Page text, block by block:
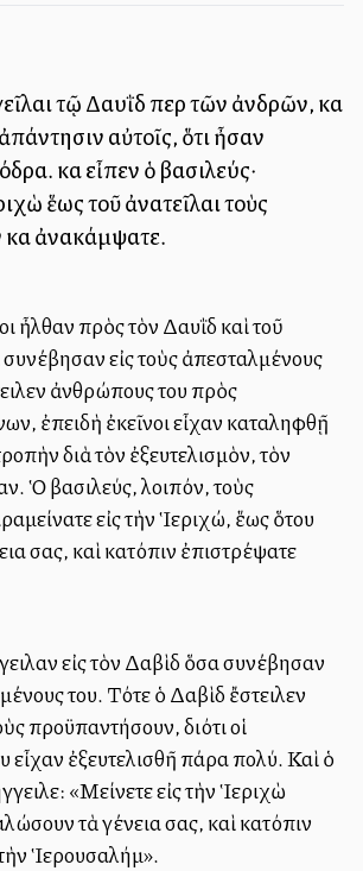
τῷ Δαυῒδ περὶ τῶν ἀνδρῶν, καὶ
αὐτοῖς, ὅτι ἦσαν
καὶ εἶπεν ὁ βασιλεύς·
ἕως τοῦ ἀνατεῖλαι τοὺς
ἀνακάμψατε.
ἦλθαν πρὸς τὸν Δαυῒδ καὶ τοῦ
εἰς τοὺς ἀπεσταλμένους
ἀνθρώπους του πρὸς
ἐπειδὴ ἐκεῖνοι εἶχαν καταληφθῇ
διὰ τὸν ἐξευτελισμὸν, τὸν
Ὁ βασιλεύς, λοιπόν, τοὺς
εἰς τὴν Ἱεριχώ, ἕως ὅτου
σας, καὶ κατόπιν ἐπιστρέψατε
εἰς τὸν Δαβὶδ ὅσα συνέβησαν
του. Τότε ὁ Δαβὶδ ἔστειλεν
προϋπαντήσουν, διότι οἱ
εἶχαν ἐξευτελισθῆ πάρα πολύ. Καὶ ὁ
«Μείνετε εἰς τὴν Ἱεριχὼ
τὰ γένεια σας, καὶ κατόπιν
Ἱερουσαλήμ».